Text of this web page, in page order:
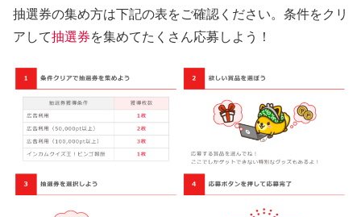
抽選券の集め方は下記の表をご確認ください。条件をクリ
アして抽選券を集めてたくさん応募しよう！